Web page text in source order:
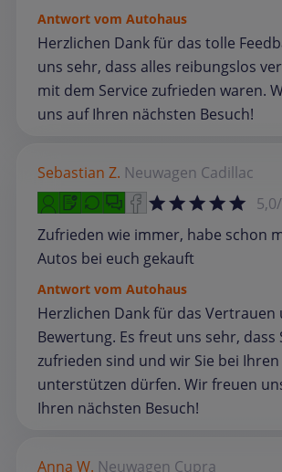
Antwort vom Autohaus
Herzlichen Dank für das tolle
uns sehr, dass alles reibungslos
mit dem Service zufrieden waren.
uns auf Ihren nächsten Besuch!
Sebastian Z. Neuwagen Cadillac
Zufrieden wie immer, habe schon
Autos bei euch gekauft
Antwort vom Autohaus
Herzlichen Dank für das Vertrauen
Bewertung. Es freut uns sehr, dass
zufrieden sind und wir Sie bei Ihren
unterstützen dürfen. Wir freuen
Ihren nächsten Besuch!
Anna W. Neuwagen Cupra